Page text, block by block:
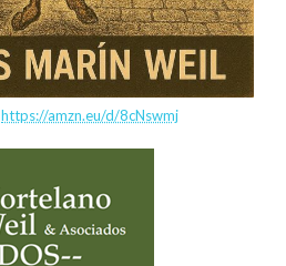
https://amzn.eu/d/8cNswmj